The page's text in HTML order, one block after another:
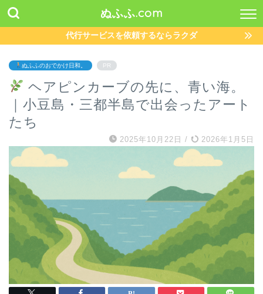
ぬふふ.com
代行サービスを依頼するならラクダ
ぬふふのおでかけ日和。 PR
ヘアピンカーブの先に、青い海。
｜小豆島・三都半島で出会ったアート
たち
2025年10月22日 / 2026年1月5日